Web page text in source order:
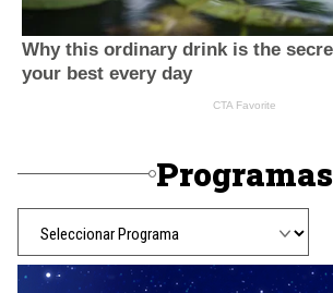
Programas